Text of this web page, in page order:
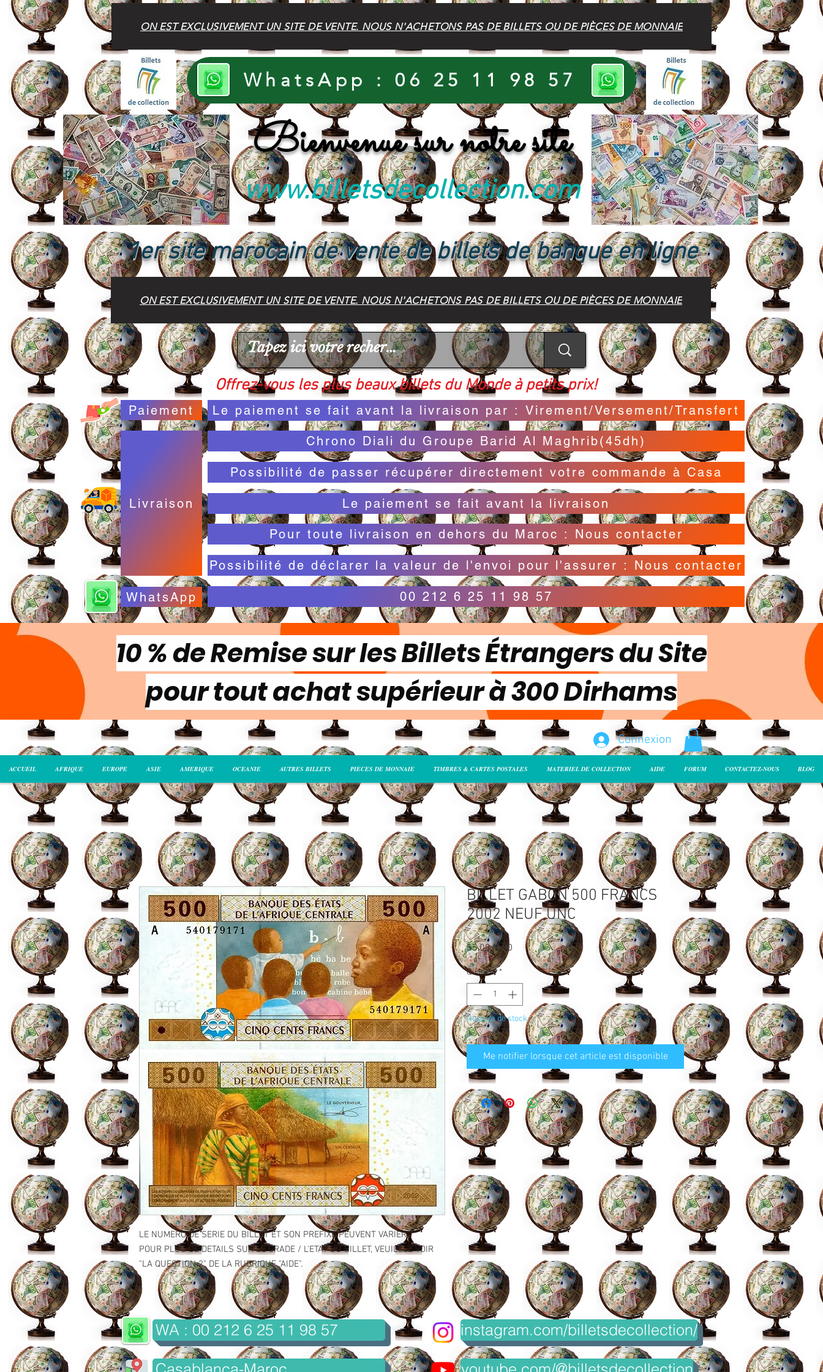
ON EST EXCLUSIVEMENT UN SITE DE VENTE. NOUS N'ACHETONS PAS DE BILLETS OU DE PIÈCES DE MONNAIE
WhatsApp : 06 25 11 98 57
Bienvenue sur notre site
www.billetsdecollection.com
1er site marocain de vente de billets de banque en ligne
ON EST EXCLUSIVEMENT UN SITE DE VENTE. NOUS N'ACHETONS PAS DE BILLETS OU DE PIÈCES DE MONNAIE
Offrez-vous les plus beaux billets du Monde à petits prix!
Paiement Le paiement se fait avant la livraison par : Virement/Versement/Transfert
Livraison
Chrono Diali du Groupe Barid Al Maghrib(45dh)
Possibilité de passer récupérer directement votre commande à Casa
Le paiement se fait avant la livraison
Pour toute livraison en dehors du Maroc : Nous contacter
Possibilité de déclarer la valeur de l'envoi pour l'assurer : Nous contacter
WhatsApp 00 212 6 25 11 98 57
10 % de Remise sur les Billets Étrangers du Site
pour tout achat supérieur à 300 Dirhams
Connexion
ACCUEIL AFRIQUE EUROPE ASIE AMERIQUE OCEANIE AUTRES BILLETS PIECES DE MONNAIE TIMBRES & CARTES POSTALES MATERIEL DE COLLECTION AIDE FORUM CONTACTEZ-NOUS BLOG
LE NUMERO DE SERIE DU BILLET ET SON PREFIXE PEUVENT VARIER.
POUR PLUS DE DETAILS SUR LE GRADE / L'ETAT DU BILLET, VEUILLEZ VOIR
"LA QUESTION 2" DE LA RUBRIQUE "AIDE".
BILLET GABON 500 FRANCS
2002 NEUF UNC
55,00 MAD Prix
Quantité *
Rupture de stock
Me notifier lorsque cet article est disponible
WA : 00 212 6 25 11 98 57 instagram.com/billetsdecollection/